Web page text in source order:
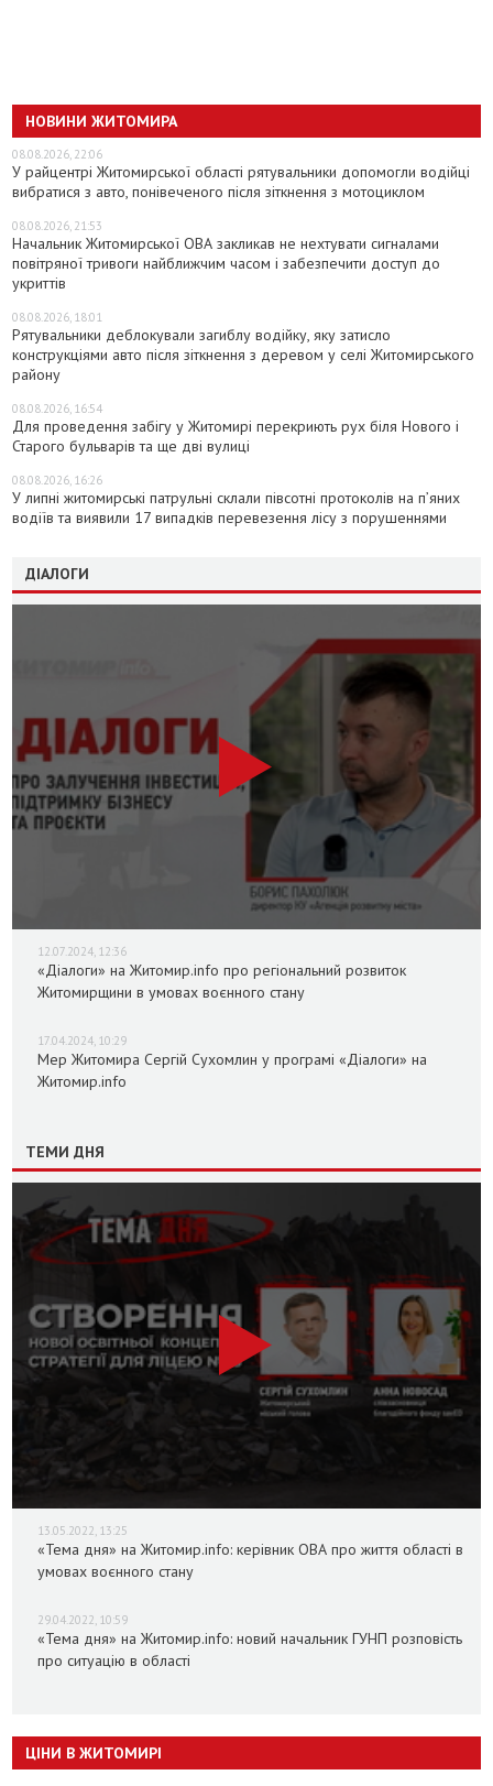
НОВИНИ ЖИТОМИРА
08.08.2026, 22:06
У райцентрі Житомирської області рятувальники допомогли водійці
вибратися з авто, понівеченого після зіткнення з мотоциклом
08.08.2026, 21:53
Начальник Житомирської ОВА закликав не нехтувати сигналами
повітряної тривоги найближчим часом і забезпечити доступ до
укриттів
08.08.2026, 18:01
Рятувальники деблокували загиблу водійку, яку затисло
конструкціями авто після зіткнення з деревом у селі Житомирського
району
08.08.2026, 16:54
Для проведення забігу у Житомирі перекриють рух біля Нового і
Старого бульварів та ще дві вулиці
08.08.2026, 16:26
У липні житомирські патрульні склали півсотні протоколів на пʼяних
водіїв та виявили 17 випадків перевезення лісу з порушеннями
ДІАЛОГИ
12.07.2024, 12:36
«Діалоги» на Житомир.info про регіональний розвиток
Житомирщини в умовах воєнного стану
17.04.2024, 10:29
Мер Житомира Сергій Сухомлин у програмі «Діалоги» на
Житомир.info
ТЕМИ ДНЯ
13.05.2022, 13:25
«Тема дня» на Житомир.info: керівник ОВА про життя області в
умовах воєнного стану
29.04.2022, 10:59
«Тема дня» на Житомир.info: новий начальник ГУНП розповість
про ситуацію в області
ЦІНИ В ЖИТОМИРІ